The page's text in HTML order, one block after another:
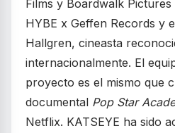
Films y Boardwalk
HYBE x Geffen Records y
Hallgren, cineasta
internacionalmente. El
proyecto es el mismo que
documental Pop Star
Netflix. KATSEYE ha sido